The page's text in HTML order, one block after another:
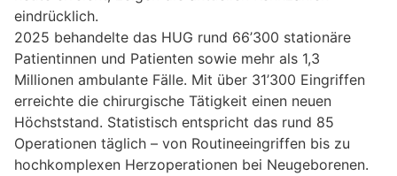
eindrücklich.
2025 behandelte das HUG rund 66’300 stationäre
Patientinnen und Patienten sowie mehr als 1,3
Millionen ambulante Fälle. Mit über 31’300 Eingriffen
erreichte die chirurgische Tätigkeit einen neuen
Höchststand. Statistisch entspricht das rund 85
Operationen täglich – von Routineeingriffen bis zu
hochkomplexen Herzoperationen bei Neugeborenen.